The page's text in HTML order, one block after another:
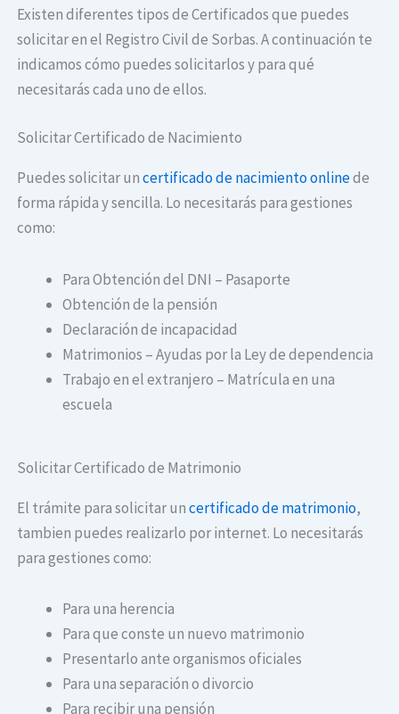
Existen diferentes tipos de Certificados que puedes
solicitar en el Registro Civil de Sorbas. A continuación te
indicamos cómo puedes solicitarlos y para qué
necesitarás cada uno de ellos.
Solicitar Certificado de Nacimiento
Puedes solicitar uncertificado de nacimiento onlinede
forma rápida y sencilla. Lo necesitarás para gestiones
como:
Para Obtención del DNI – Pasaporte
Obtención de la pensión
Declaración de incapacidad
Matrimonios – Ayudas por la Ley de dependencia
Trabajo en el extranjero – Matrícula en una
escuela
Solicitar Certificado de Matrimonio
El trámite para solicitar uncertificado de matrimonio,
tambien puedes realizarlo por internet. Lo necesitarás
para gestiones como:
Para una herencia
Para que conste un nuevo matrimonio
Presentarlo ante organismos oficiales
Para una separación o divorcio
Para recibir una pensión